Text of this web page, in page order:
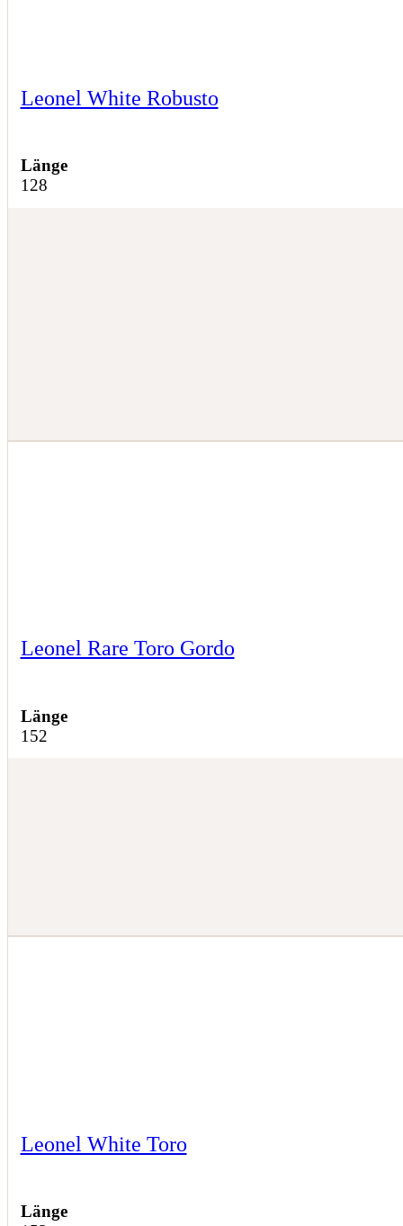
Leonel White Robusto
Länge
128
Leonel Rare Toro Gordo
Länge
152
Leonel White Toro
Länge